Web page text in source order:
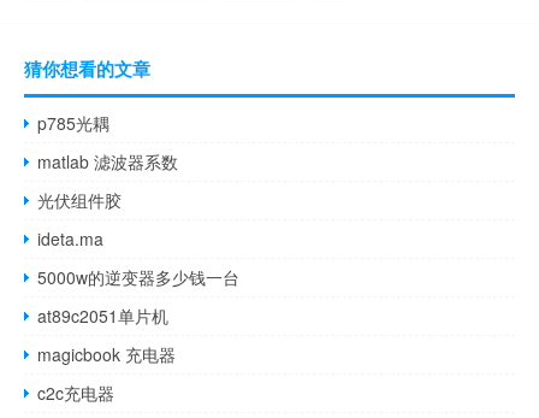
猜你想看的文章
p785光耦
matlab 滤波器系数
光伏组件胶
ideta.ma
5000w的逆变器多少钱一台
at89c2051单片机
magicbook 充电器
c2c充电器